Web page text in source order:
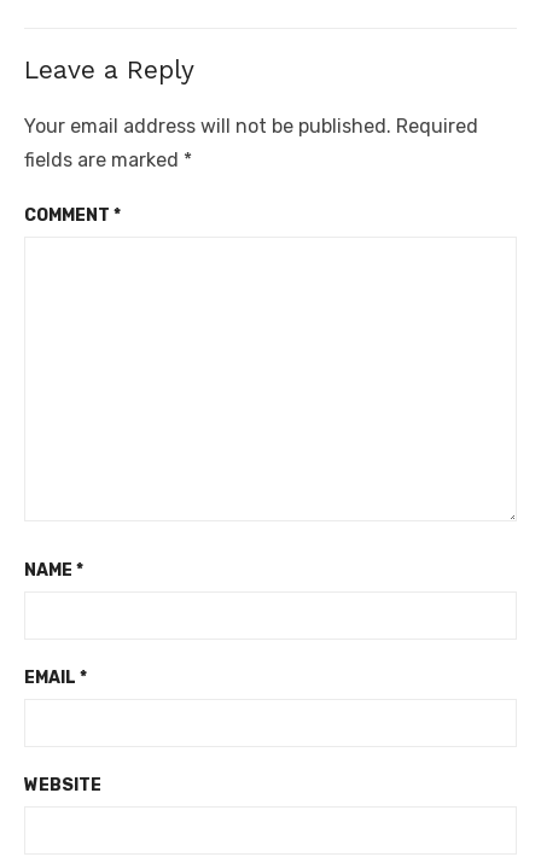
Leave a Reply
Your email address will not be published. Required
fields are marked *
COMMENT *
NAME *
EMAIL *
WEBSITE